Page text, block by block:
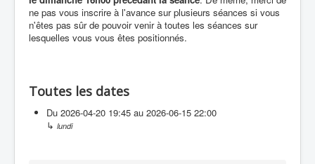
ne pas vous inscrire à l'avance sur plusieurs séances si vous
n'êtes pas sûr de pouvoir venir à toutes les séances sur
lesquelles vous vous êtes positionnés.
Toutes les dates
Du 2026-04-20 19:45 au 2026-06-15 22:00
↳ lundi